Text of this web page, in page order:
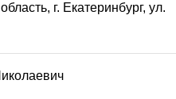
г. Екатеринбург, ул.